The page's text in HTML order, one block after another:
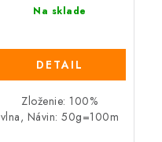
Na sklade
DETAIL
Zloženie: 100%
vlna, Návin: 50g=100m